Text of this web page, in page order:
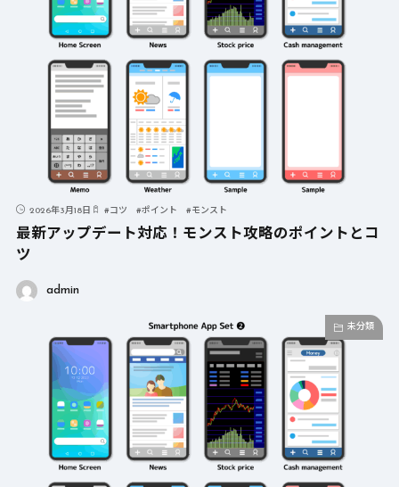
2026年3月18日 #コツ #ポイント #モンスト
最新アップデート対応！モンスト攻略のポイントとコ
ツ
admin
未分類